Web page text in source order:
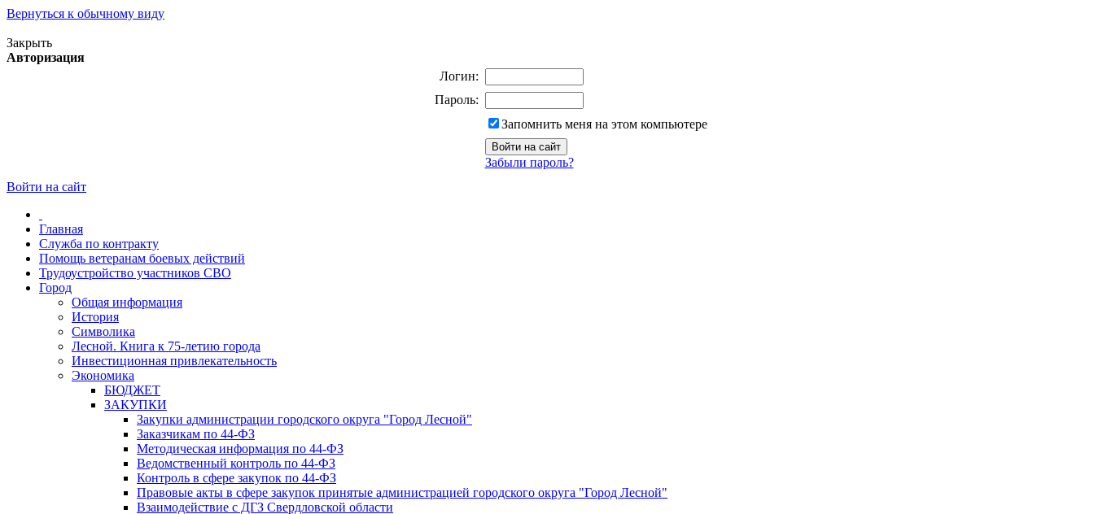
Вернуться к обычному виду
Закрыть
Авторизация
Логин:
Пароль:
Запомнить меня на этом компьютере
Забыли пароль?
Войти на сайт
Главная
Служба по контракту
Помощь ветеранам боевых действий
Трудоустройство участников СВО
Город
Общая информация
История
Символика
Лесной. Книга к 75-летию города
Инвестиционная привлекательность
Экономика
БЮДЖЕТ
ЗАКУПКИ
Закупки администрации городского округа "Город Лесной"
Заказчикам по 44-ФЗ
Методическая информация по 44-ФЗ
Ведомственный контроль по 44-ФЗ
Контроль в сфере закупок по 44-ФЗ
Правовые акты в сфере закупок принятые администрацией городского округа "Город Лесной"
Взаимодействие с ДГЗ Свердловской области